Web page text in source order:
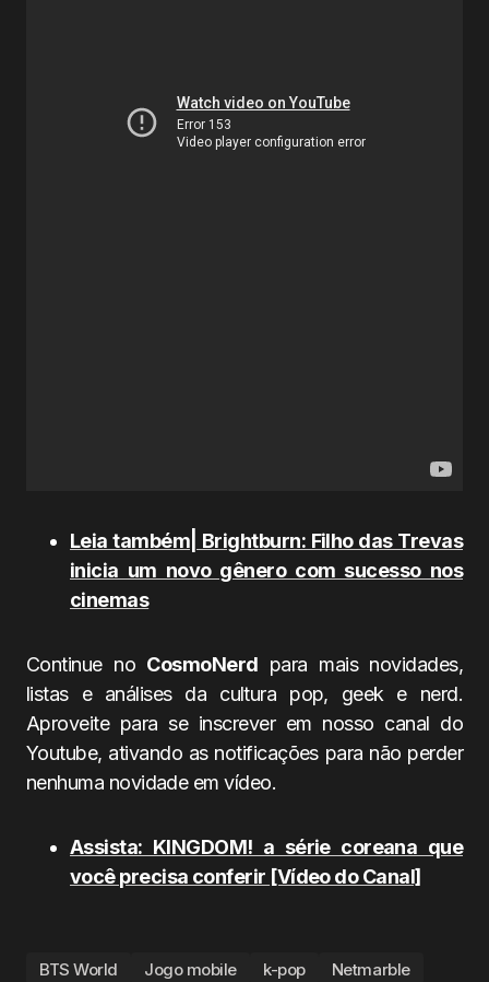
Leia também| Brightburn: Filho das Trevas
inicia um novo gênero com sucesso nos
cinemas
Continue no CosmoNerd para mais novidades,
listas e análises da cultura pop, geek e nerd.
Aproveite para se inscrever em nosso canal do
Youtube, ativando as notificações para não perder
nenhuma novidade em vídeo.
Assista: KINGDOM! a série coreana que
você precisa conferir [Vídeo do Canal]
BTS World Jogo mobile k-pop Netmarble